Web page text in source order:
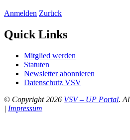
Anmelden Zurück
Quick Links
Mitglied werden
Statuten
Newsletter abonnieren
Datenschutz VSV
© Copyright 2026 VSV – UP Portal.
| Impressum